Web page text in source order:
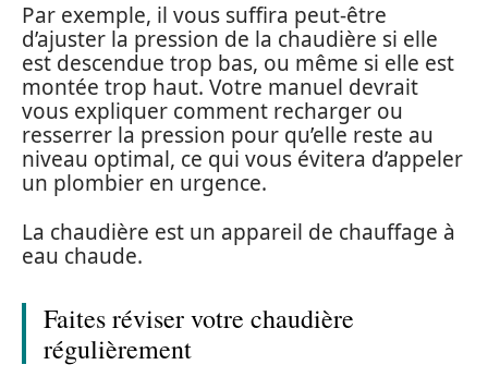
Par exemple, il vous suffira peut-être
d’ajuster la pression de la chaudière si elle
est descendue trop bas, ou même si elle est
montée trop haut. Votre manuel devrait
vous expliquer comment recharger ou
resserrer la pression pour qu’elle reste au
niveau optimal, ce qui vous évitera d’appeler
un plombier en urgence.
La chaudière est un appareil de chauffage à
eau chaude.
Faites réviser votre chaudière
régulièrement